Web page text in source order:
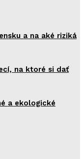
a na aké riziká
na ktoré si dať
a ekologické